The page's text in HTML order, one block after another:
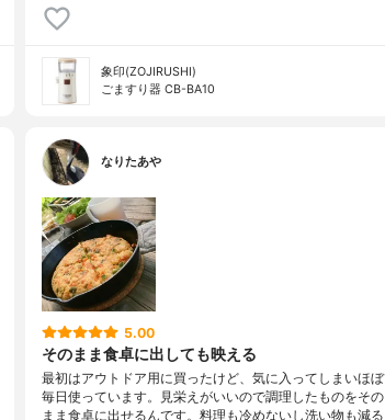
象印(ZOJIRUSHI)
ごますり器 CB-BA10
なりたあや
5.00
そのまま食卓に出しても映える
最初はアウトドア用に買ったけど、気に入ってしまいほぼ
毎日使っています。見栄えがいいので調理したものをその
まま食卓に出せるんです。料理も冷めないし洗い物も減る